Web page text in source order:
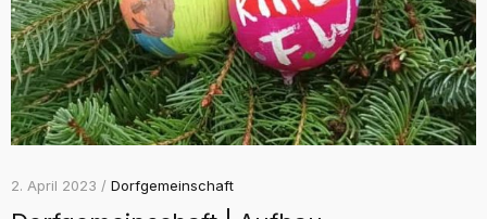
2. April 2023 / Dorfgemeinschaft